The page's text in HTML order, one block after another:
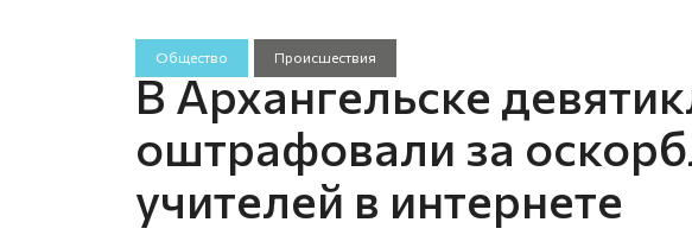
Общество Происшествия
В Архангельске
оштрафовали за
учителей в интернете